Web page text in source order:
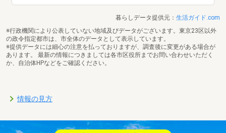
暮らしデータ提供元： 生活ガイド.com
※行政機関により公表していない地域及びデータがございます。東京23区以外
の政令指定都市は、市全体のデータとして表示しています。
※提供データには細心の注意を払っておりますが、調査後に変更がある場合が
あります。 最新の情報につきましては各市区役所までお問い合わせいただく
か、自治体HPなどをご確認ください。
情報の見方